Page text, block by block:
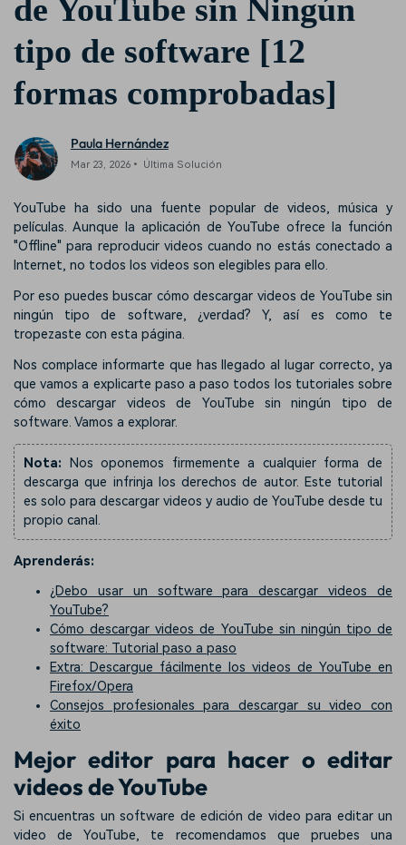
de YouTube sin Ningún
tipo de software [12
formas comprobadas]
Paula Hernández
Mar 23, 2026• Última Solución
YouTube ha sido una fuente popular de videos, música y
películas. Aunque la aplicación de YouTube ofrece la función
"Offline" para reproducir videos cuando no estás conectado a
Internet, no todos los videos son elegibles para ello.
Por eso puedes buscar cómo descargar videos de YouTube sin
ningún tipo de software, ¿verdad? Y, así es como te
tropezaste con esta página.
Nos complace informarte que has llegado al lugar correcto, ya
que vamos a explicarte paso a paso todos los tutoriales sobre
cómo descargar videos de YouTube sin ningún tipo de
software. Vamos a explorar.
Nota: Nos oponemos firmemente a cualquier forma de
descarga que infrinja los derechos de autor. Este tutorial
es solo para descargar videos y audio de YouTube desde tu
propio canal.
Aprenderás:
¿Debo usar un software para descargar videos de
YouTube?
Cómo descargar videos de YouTube sin ningún tipo de
software: Tutorial paso a paso
Extra: Descargue fácilmente los videos de YouTube en
Firefox/Opera
Consejos profesionales para descargar su video con
éxito
Mejor editor para hacer o editar
videos de YouTube
Si encuentras un software de edición de video para editar un
video de YouTube, te recomendamos que pruebes una